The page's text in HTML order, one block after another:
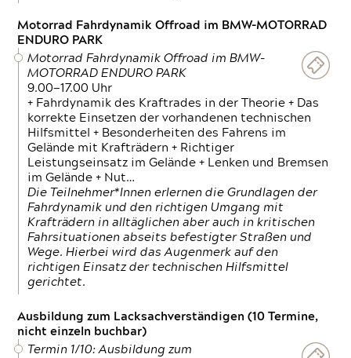
Motorrad Fahrdynamik Offroad im BMW-MOTORRAD
ENDURO PARK
Motorrad Fahrdynamik Offroad im BMW-
MOTORRAD ENDURO PARK
9.00—17.00 Uhr
+ Fahrdynamik des Kraftrades in der Theorie + Das
korrekte Einsetzen der vorhandenen technischen
Hilfsmittel + Besonderheiten des Fahrens im
Gelände mit Krafträdern + Richtiger
Leistungseinsatz im Gelände + Lenken und Bremsen
im Gelände + Nut…
Die Teilnehmer*Innen erlernen die Grundlagen der
Fahrdynamik und den richtigen Umgang mit
Krafträdern in alltäglichen aber auch in kritischen
Fahrsituationen abseits befestigter Straßen und
Wege. Hierbei wird das Augenmerk auf den
richtigen Einsatz der technischen Hilfsmittel
gerichtet.
Ausbildung zum Lacksachverständigen (10 Termine,
nicht einzeln buchbar)
Termin 1/10: Ausbildung zum